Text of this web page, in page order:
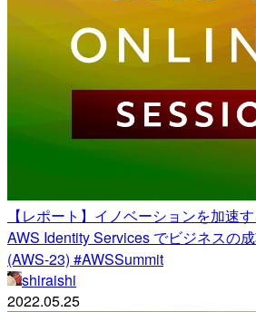
【レポート】イノベーションを加速
AWS Identity Services でビジネスの
(AWS-23) #AWSSummit
shiraishi
2022.05.25